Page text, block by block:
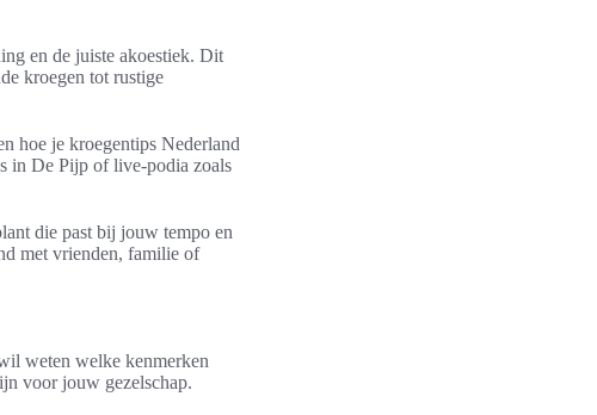
en de juiste akoestiek. Dit
kroegen tot rustige
hoe je kroegentips Nederland
in De Pijp of live-podia zoals
die past bij jouw tempo en
met vrienden, familie of
weten welke kenmerken
voor jouw gezelschap.